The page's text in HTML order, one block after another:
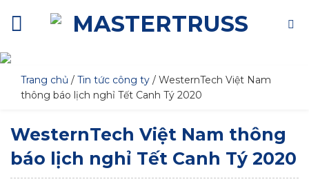
Trang chủ / Tin tức công ty/ WesternTech Việt Nam
thông báo lịch nghỉ Tết Canh Tý 2020
WesternTech Việt Nam thông
báo lịch nghỉ Tết Canh Tý 2020